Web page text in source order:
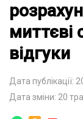
миттєві
відгуки
Дата публікації:
Дата зміни: 20